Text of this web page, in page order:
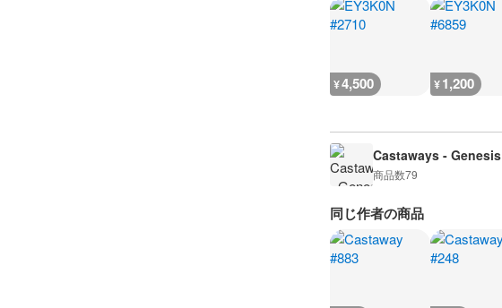
¥4,500 ¥1,200
Castaways - Genesis
商品数79
同じ作者の商品